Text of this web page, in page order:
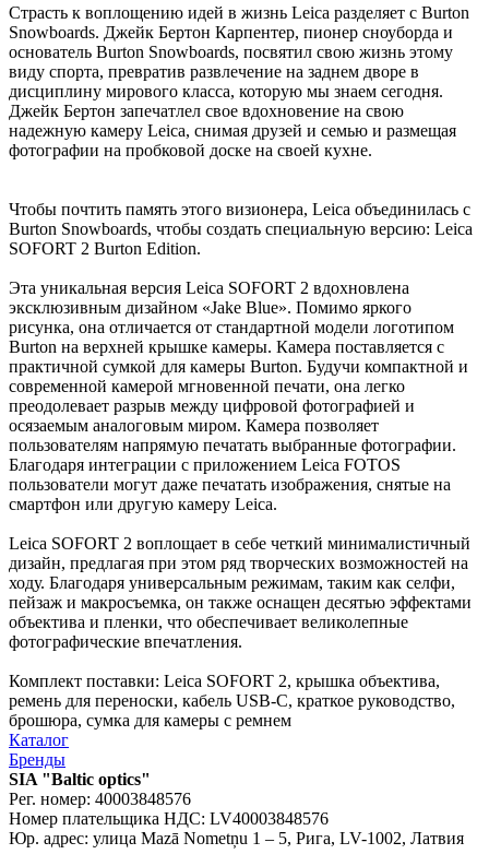
Страсть к воплощению идей в жизнь Leica разделяет с Burton
Snowboards. Джейк Бертон Карпентер, пионер сноуборда и
основатель Burton Snowboards, посвятил свою жизнь этому
виду спорта, превратив развлечение на заднем дворе в
дисциплину мирового класса, которую мы знаем сегодня.
Джейк Бертон запечатлел свое вдохновение на свою
надежную камеру Leica, снимая друзей и семью и размещая
фотографии на пробковой доске на своей кухне.
Чтобы почтить память этого визионера, Leica объединилась с
Burton Snowboards, чтобы создать специальную версию: Leica
SOFORT 2 Burton Edition.
Эта уникальная версия Leica SOFORT 2 вдохновлена
эксклюзивным дизайном «Jake Blue». Помимо яркого
рисунка, она отличается от стандартной модели логотипом
Burton на верхней крышке камеры. Камера поставляется с
практичной сумкой для камеры Burton. Будучи компактной и
современной камерой мгновенной печати, она легко
преодолевает разрыв между цифровой фотографией и
осязаемым аналоговым миром. Камера позволяет
пользователям напрямую печатать выбранные фотографии.
Благодаря интеграции с приложением Leica FOTOS
пользователи могут даже печатать изображения, снятые на
смартфон или другую камеру Leica.
Leica SOFORT 2 воплощает в себе четкий минималистичный
дизайн, предлагая при этом ряд творческих возможностей на
ходу. Благодаря универсальным режимам, таким как селфи,
пейзаж и макросъемка, он также оснащен десятью эффектами
объектива и пленки, что обеспечивает великолепные
фотографические впечатления.
Комплект поставки: Leica SOFORT 2, крышка объектива,
ремень для переноски, кабель USB-C, краткое руководство,
брошюра, сумка для камеры с ремнем
Каталог
Бренды
SIA "Baltic optics"
Рег. номер: 40003848576
Номер плательщика НДС: LV40003848576
Юр. адрес: улица Mazā Nometņu 1 – 5, Рига, LV-1002, Латвия